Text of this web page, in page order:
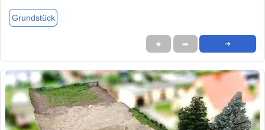
Grundstück
★ ➦ ➜